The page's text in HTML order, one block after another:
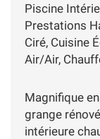
Piscine
Prestations
Ciré, Cuisine
Air/Air,
Magnifique
grange
intérieure